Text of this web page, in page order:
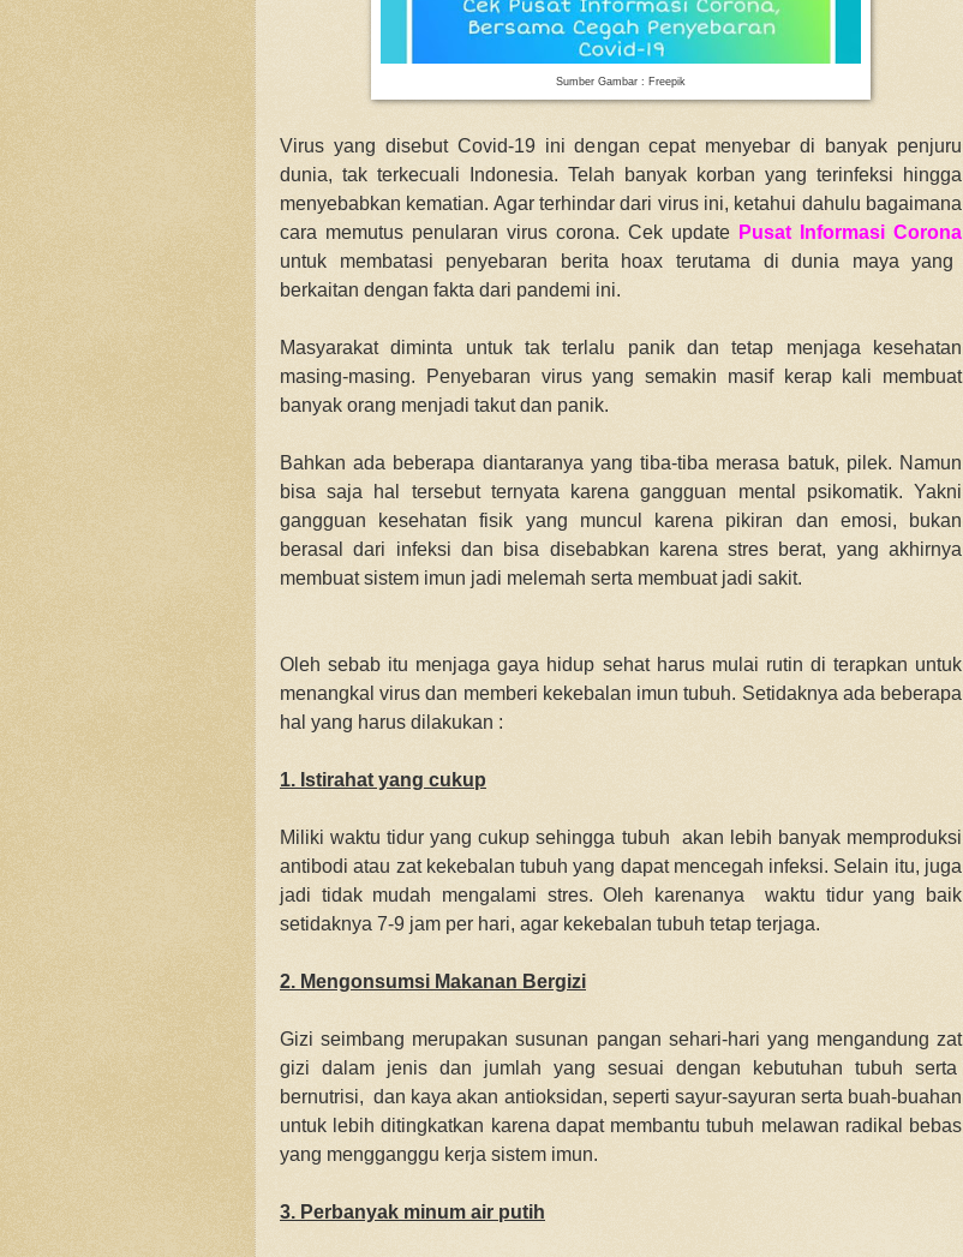
Sumber Gambar : Freepik
Virus yang disebut Covid-19 ini dengan cepat menyebar di banyak penjuru
dunia, tak terkecuali Indonesia. Telah banyak korban yang terinfeksi hingga
menyebabkan kematian. Agar terhindar dari virus ini, ketahui dahulu bagaimana
cara memutus penularan virus corona. Cek update Pusat Informasi Corona
untuk membatasi penyebaran berita hoax terutama di dunia maya yang
berkaitan dengan fakta dari pandemi ini.
Masyarakat diminta untuk tak terlalu panik dan tetap menjaga kesehatan
masing-masing. Penyebaran virus yang semakin masif kerap kali membuat
banyak orang menjadi takut dan panik.
Bahkan ada beberapa diantaranya yang tiba-tiba merasa batuk, pilek. Namun
bisa saja hal tersebut ternyata karena gangguan mental psikomatik. Yakni
gangguan kesehatan fisik yang muncul karena pikiran dan emosi, bukan
berasal dari infeksi dan bisa disebabkan karena stres berat, yang akhirnya
membuat sistem imun jadi melemah serta membuat jadi sakit.
Oleh sebab itu menjaga gaya hidup sehat harus mulai rutin di terapkan untuk
menangkal virus dan memberi kekebalan imun tubuh. Setidaknya ada beberapa
hal yang harus dilakukan :
1. Istirahat yang cukup
Miliki waktu tidur yang cukup sehingga tubuh akan lebih banyak memproduksi
antibodi atau zat kekebalan tubuh yang dapat mencegah infeksi. Selain itu, juga
jadi tidak mudah mengalami stres. Oleh karenanya waktu tidur yang baik
setidaknya 7-9 jam per hari, agar kekebalan tubuh tetap terjaga.
2. Mengonsumsi Makanan Bergizi
Gizi seimbang merupakan susunan pangan sehari-hari yang mengandung zat
gizi dalam jenis dan jumlah yang sesuai dengan kebutuhan tubuh serta
bernutrisi, dan kaya akan antioksidan, seperti sayur-sayuran serta buah-buahan
untuk lebih ditingkatkan karena dapat membantu tubuh melawan radikal bebas
yang mengganggu kerja sistem imun.
3. Perbanyak minum air putih